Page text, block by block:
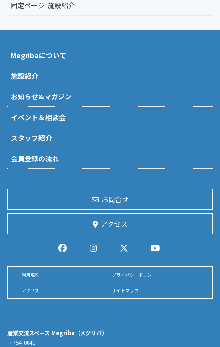
固定ページ-施設紹介
産業交流スペース Megriba（メグリバ）
〒754-0041
Megribaについて
施設紹介
お知らせ&マガジン
イベント＆相談会
スタッフ紹介
会員登録の流れ
お問合せ
アクセス
利用規約 プライバシーポリシー
アクセス サイトマップ